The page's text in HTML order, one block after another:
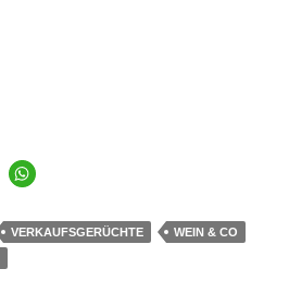
VERKAUFSGERÜCHTE
WEIN & CO